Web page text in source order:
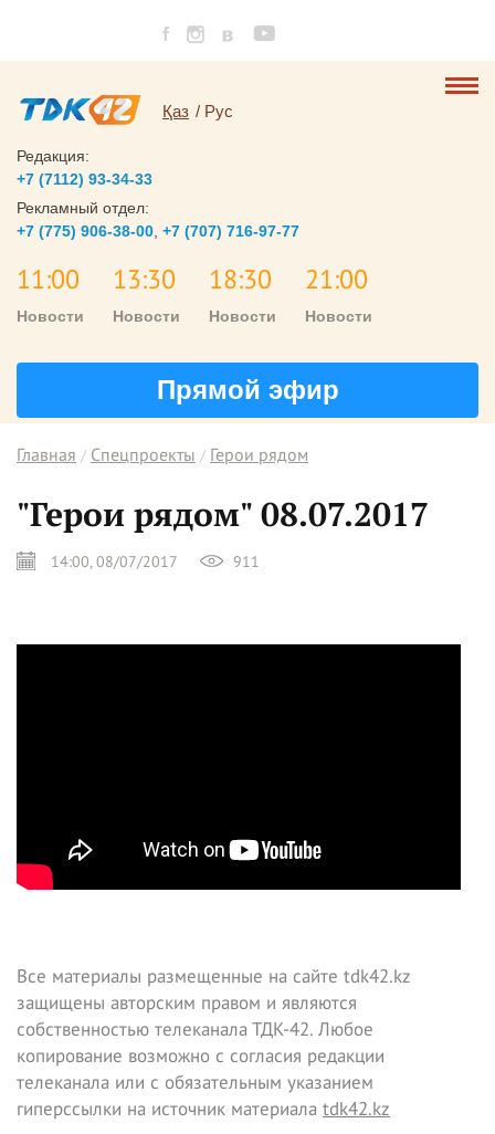
Қаз Рус
Редакция:
+7 (7112) 93-34-33
Рекламный отдел:
+7 (775) 906-38-00 +7 (707) 716-97-77
11:00
Новости
13:30
Новости
18:30
Новости
21:00
Новости
Прямой эфир
Главная Спецпроекты Герои рядом
"Герои рядом" 08.07.2017
14:00, 08/07/2017 911
Все материалы размещенные на сайте tdk42.kz
защищены авторским правом и являются
собственностью телеканала ТДК-42. Любое
копирование возможно с согласия редакции
телеканала или с обязательным указанием
гиперссылки на источник материала tdk42.kz